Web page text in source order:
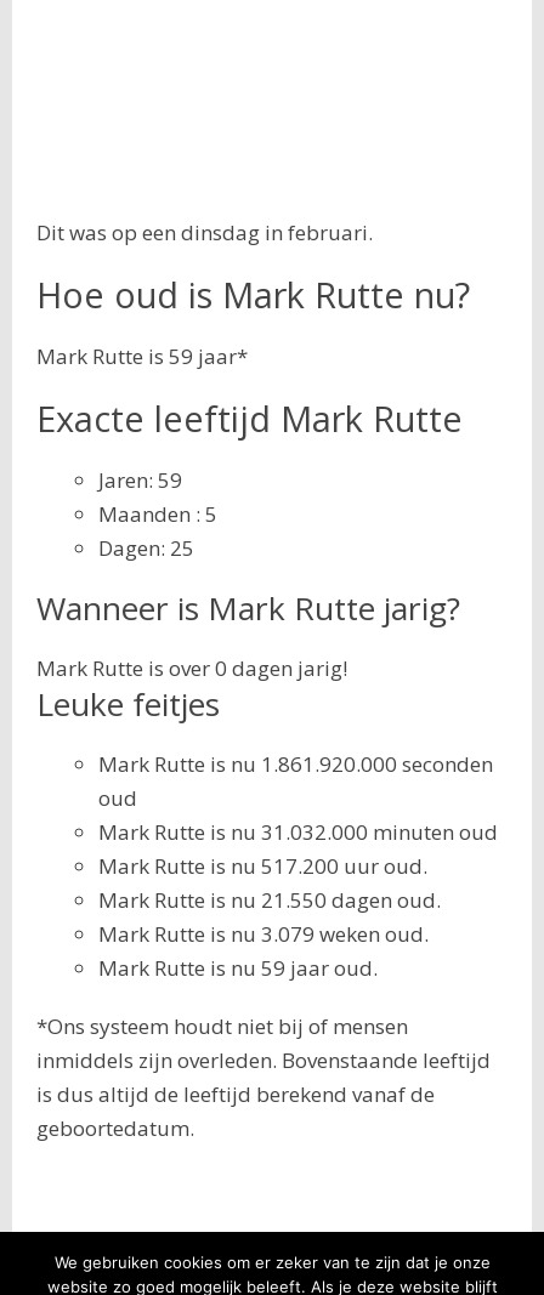
Dit was op een dinsdag in februari.
Hoe oud is Mark Rutte nu?
Mark Rutte is 59 jaar*
Exacte leeftijd Mark Rutte
Jaren: 59
Maanden : 5
Dagen: 25
Wanneer is Mark Rutte jarig?
Mark Rutte is over 0 dagen jarig!
Leuke feitjes
Mark Rutte is nu 1.861.920.000 seconden
oud
Mark Rutte is nu 31.032.000 minuten oud
Mark Rutte is nu 517.200 uur oud.
Mark Rutte is nu 21.550 dagen oud.
Mark Rutte is nu 3.079 weken oud.
Mark Rutte is nu 59 jaar oud.
*Ons systeem houdt niet bij of mensen
inmiddels zijn overleden. Bovenstaande leeftijd
is dus altijd de leeftijd berekend vanaf de
geboortedatum.
We gebruiken cookies om er zeker van te zijn dat je onze
website zo goed mogelijk beleeft. Als je deze website blijft